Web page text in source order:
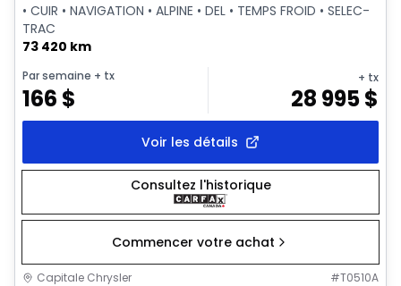
• CUIR • NAVIGATION • ALPINE • DEL • TEMPS FROID • SELEC-
TRAC
73 420 km
Par semaine + tx
166 $
+ tx
28 995$
Voir les détails
Consultez l'historique
Commencer votre achat
Capitale Chrysler #T0510A